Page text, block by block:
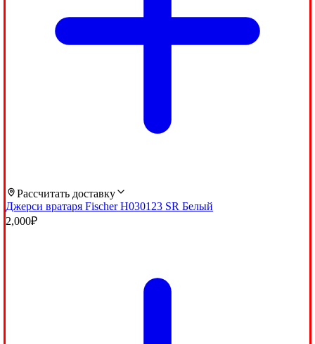
Рассчитать доставку
Джерси вратаря Fischer H030123 SR Белый
2,000₽